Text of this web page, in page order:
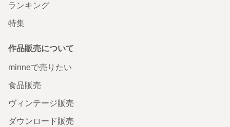
ランキング
特集
作品販売について
minneで売りたい
食品販売
ヴィンテージ販売
ダウンロード販売